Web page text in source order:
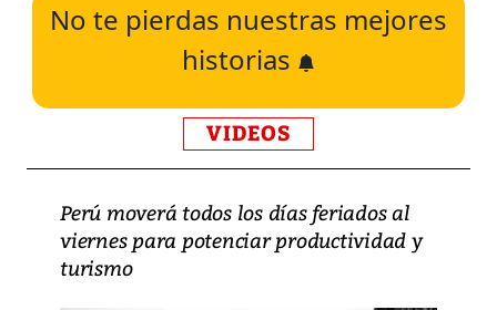
No te pierdas nuestras mejores
historias
VIDEOS
Perú moverá todos los días feriados al
viernes para potenciar productividad y
turismo